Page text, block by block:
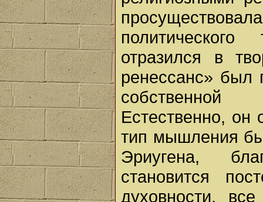
отразился в
ренессанс» был
собственной
Естественно,
тип мышления
Эриугена,
становится
духовности,